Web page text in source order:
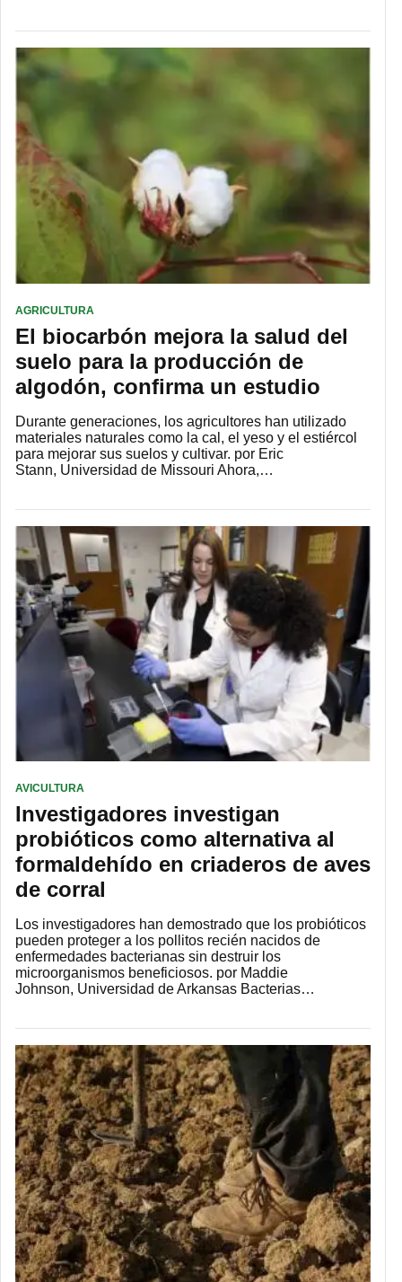
AGRICULTURA
El biocarbón mejora la salud del
suelo para la producción de
algodón, confirma un estudio
Durante generaciones, los agricultores han utilizado
materiales naturales como la cal, el yeso y el estiércol
para mejorar sus suelos y cultivar. por Eric
Stann, Universidad de Missouri Ahora,…
AVICULTURA
Investigadores investigan
probióticos como alternativa al
formaldehído en criaderos de aves
de corral
Los investigadores han demostrado que los probióticos
pueden proteger a los pollitos recién nacidos de
enfermedades bacterianas sin destruir los
microorganismos beneficiosos. por Maddie
Johnson, Universidad de Arkansas Bacterias…